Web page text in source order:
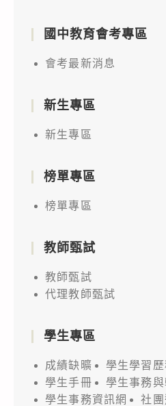
國中教育會考專區
會考最新消息
新生專區
新生專區
榜單專區
榜單專區
教師甄試
教師甄試
代理教師甄試
學生專區
成績缺曠
學生學習
學生手冊
學生事務
學生事務資訊網
社